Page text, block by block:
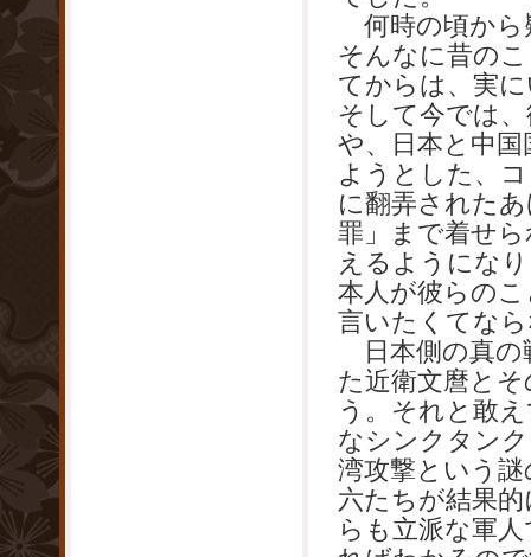
何時の頃から
そんなに昔の
てからは、実
そして今では
や、日本と中
ようとした、
に翻弄された
罪」まで着せ
えるようにな
本人が彼らの
言いたくてな
日本側の真の
た近衛文麿と
う。それと敢
なシンクタン
湾攻撃という
六たちが結果
らも立派な軍